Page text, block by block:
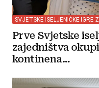
SVJETSKE ISELJENIČKE IGRE
Prve Svjetske
zajedništva
kontinena...